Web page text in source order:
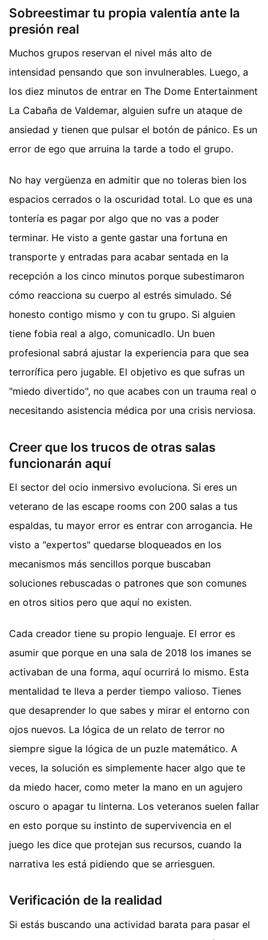
Sobreestimar tu propia valentía ante la
presión real
Muchos grupos reservan el nivel más alto de
intensidad pensando que son invulnerables. Luego, a
los diez minutos de entrar en The Dome Entertainment
La Cabaña de Valdemar, alguien sufre un ataque de
ansiedad y tienen que pulsar el botón de pánico. Es un
error de ego que arruina la tarde a todo el grupo.
No hay vergüenza en admitir que no toleras bien los
espacios cerrados o la oscuridad total. Lo que es una
tontería es pagar por algo que no vas a poder
terminar. He visto a gente gastar una fortuna en
transporte y entradas para acabar sentada en la
recepción a los cinco minutos porque subestimaron
cómo reacciona su cuerpo al estrés simulado. Sé
honesto contigo mismo y con tu grupo. Si alguien
tiene fobia real a algo, comunicadlo. Un buen
profesional sabrá ajustar la experiencia para que sea
terrorífica pero jugable. El objetivo es que sufras un
"miedo divertido", no que acabes con un trauma real o
necesitando asistencia médica por una crisis nerviosa.
Creer que los trucos de otras salas
funcionarán aquí
El sector del ocio inmersivo evoluciona. Si eres un
veterano de las escape rooms con 200 salas a tus
espaldas, tu mayor error es entrar con arrogancia. He
visto a "expertos" quedarse bloqueados en los
mecanismos más sencillos porque buscaban
soluciones rebuscadas o patrones que son comunes
en otros sitios pero que aquí no existen.
Cada creador tiene su propio lenguaje. El error es
asumir que porque en una sala de 2018 los imanes se
activaban de una forma, aquí ocurrirá lo mismo. Esta
mentalidad te lleva a perder tiempo valioso. Tienes
que desaprender lo que sabes y mirar el entorno con
ojos nuevos. La lógica de un relato de terror no
siempre sigue la lógica de un puzle matemático. A
veces, la solución es simplemente hacer algo que te
da miedo hacer, como meter la mano en un agujero
oscuro o apagar tu linterna. Los veteranos suelen fallar
en esto porque su instinto de supervivencia en el
juego les dice que protejan sus recursos, cuando la
narrativa les está pidiendo que se arriesguen.
Verificación de la realidad
Si estás buscando una actividad barata para pasar el